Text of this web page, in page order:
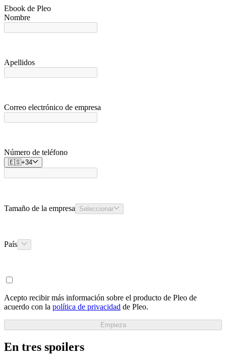
Ebook de Pleo
Nombre
Apellidos
Correo electrónico de empresa
Número de teléfono
🇪🇸+34
Tamaño de la empresa Seleccionar
País
Acepto recibir más información sobre el producto de Pleo de
acuerdo con la política de privacidad de Pleo.
Empieza
En tres spoilers